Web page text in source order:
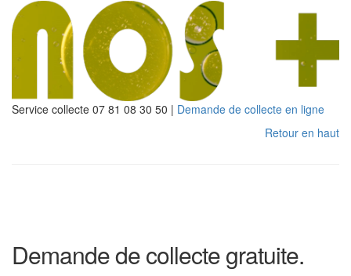
Service collecte 07 81 08 30 50 | Demande de collecte en ligne
Retour en haut
Demande de collecte gratuite.